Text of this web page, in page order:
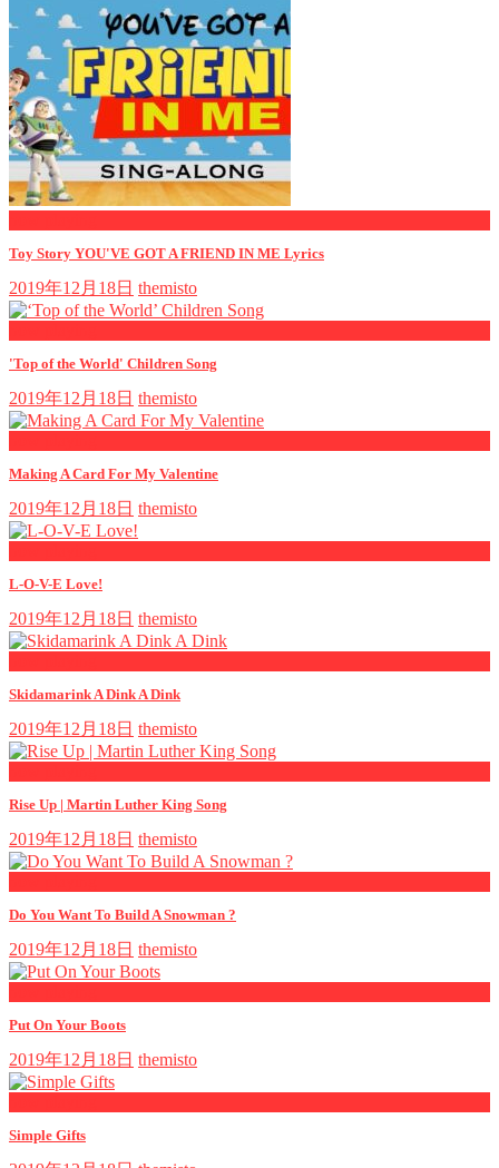
Toy Story YOU'VE GOT A FRIEND IN ME Lyrics
2019年12月18日 themisto
'Top of the World' Children Song
2019年12月18日 themisto
Making A Card For My Valentine
2019年12月18日 themisto
L-O-V-E Love!
2019年12月18日 themisto
Skidamarink A Dink A Dink
2019年12月18日 themisto
Rise Up | Martin Luther King Song
2019年12月18日 themisto
Do You Want To Build A Snowman ?
2019年12月18日 themisto
Put On Your Boots
2019年12月18日 themisto
Simple Gifts